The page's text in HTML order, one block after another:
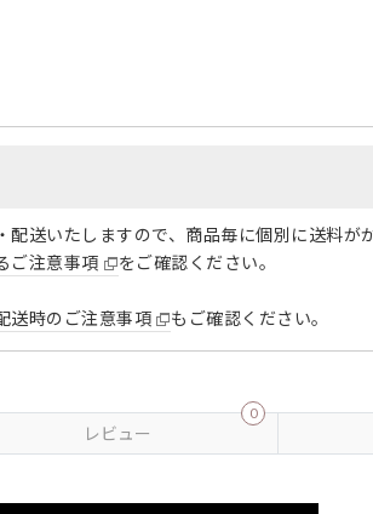
送いたしますので、商品毎に個別に送料が
ご注意事項 をご確認ください。
送時のご注意事項 もご確認ください。
レビュー
0